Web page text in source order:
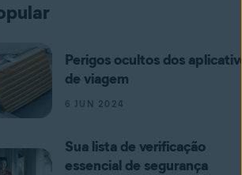
Perigos ocultos dos
de viagem
6 JUN 2024
Sua lista de verificação
essencial de segurança